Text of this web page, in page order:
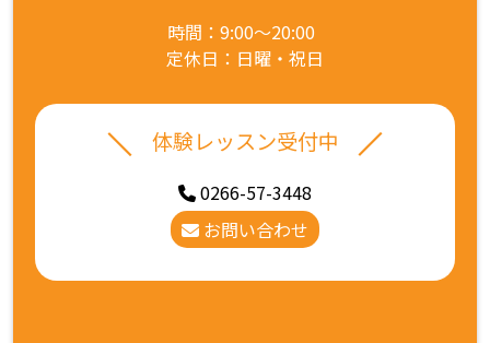
時間：9:00～20:00
定休日：日曜・祝日
体験レッスン受付中
0266-57-3448
お問い合わせ